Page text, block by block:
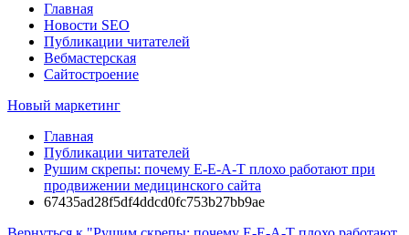
Главная
Новости SEO
Публикации читателей
Вебмастерская
Сайтостроение
Новый маркетинг
Главная
Публикации читателей
Рушим скрепы: почему E-E-A-T плохо работают при
продвижении медицинского сайта
67435ad28f5df4ddcd0fc753b27bb9ae